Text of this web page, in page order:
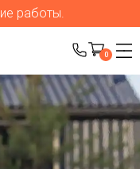
работы.
0